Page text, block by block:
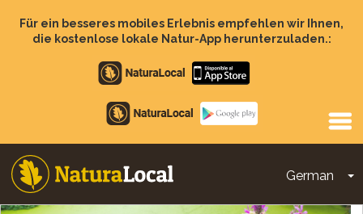
zumFür ein besseres mobiles Erlebnis empfehlen wir Ihnen,
die kostenlose lokale Natur-App herunterzuladen.:
Apple
store
Google
Play
German
Main